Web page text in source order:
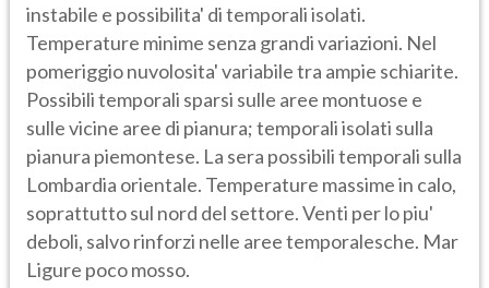
instabile e possibilita' di temporali isolati.
Temperature minime senza grandi variazioni. Nel
pomeriggio nuvolosita' variabile tra ampie schiarite.
Possibili temporali sparsi sulle aree montuose e
sulle vicine aree di pianura; temporali isolati sulla
pianura piemontese. La sera possibili temporali sulla
Lombardia orientale. Temperature massime in calo,
soprattutto sul nord del settore. Venti per lo piu'
deboli, salvo rinforzi nelle aree temporalesche. Mar
Ligure poco mosso.